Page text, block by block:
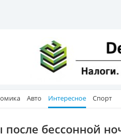
Авто Интересное Спорт
после бессонной